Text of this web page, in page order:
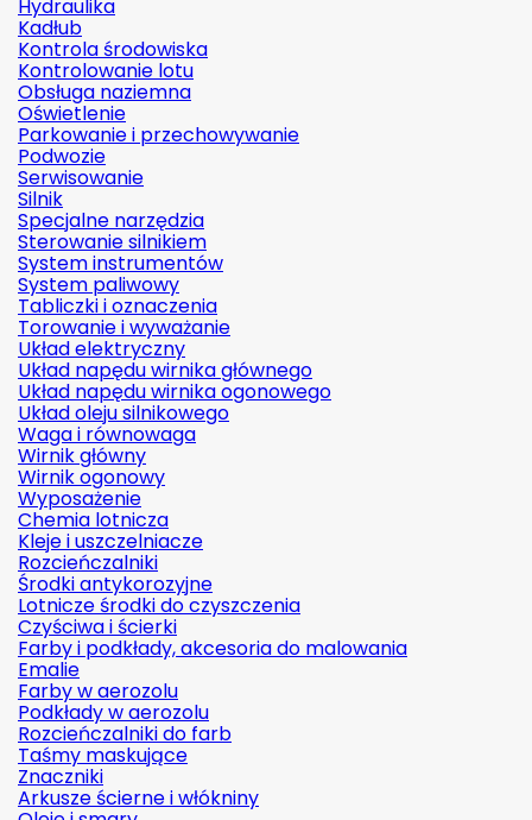
Hydraulika
Kadłub
Kontrola środowiska
Kontrolowanie lotu
Obsługa naziemna
Oświetlenie
Parkowanie i przechowywanie
Podwozie
Serwisowanie
Silnik
Specjalne narzędzia
Sterowanie silnikiem
System instrumentów
System paliwowy
Tabliczki i oznaczenia
Torowanie i wyważanie
Układ elektryczny
Układ napędu wirnika głównego
Układ napędu wirnika ogonowego
Układ oleju silnikowego
Waga i równowaga
Wirnik główny
Wirnik ogonowy
Wyposażenie
Chemia lotnicza
Kleje i uszczelniacze
Rozcieńczalniki
Środki antykorozyjne
Lotnicze środki do czyszczenia
Czyściwa i ścierki
Farby i podkłady, akcesoria do malowania
Emalie
Farby w aerozolu
Podkłady w aerozolu
Rozcieńczalniki do farb
Taśmy maskujące
Znaczniki
Arkusze ścierne i włókniny